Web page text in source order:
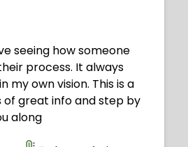
seeing how someone
process. It always
my own vision. This is a
of great info and step by
along